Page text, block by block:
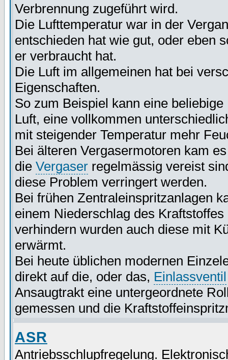
Verbrennung zugeführt wird.
Die Lufttemperatur war in der
entschieden hat wie gut, oder eben
er verbraucht hat.
Die Luft im allgemeinen hat bei
Eigenschaften.
So zum Beispiel kann eine
Luft, eine vollkommen
mit steigender Temperatur mehr
Bei älteren Vergasermotoren kam
die Vergaser regelmässig vereist
diese Problem verringert werden.
Bei frühen Zentraleinspritzanlagen
einem Niederschlag des
verhindern wurden auch diese mit
erwärmt.
Bei heute üblichen modernen
direkt auf die, oder das, Einlassventil
Ansaugtrakt eine untergeordnete
gemessen und die
ASR
Antriebsschlupfregelung.